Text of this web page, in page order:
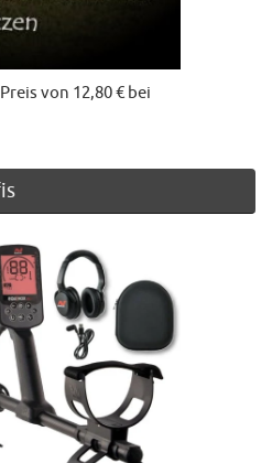
von 12,80 € bei